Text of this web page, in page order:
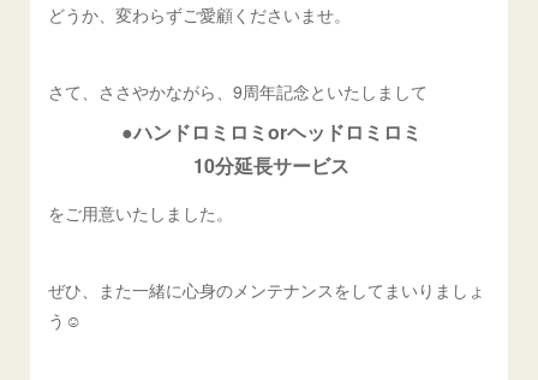
どうか、変わらずご愛顧くださいませ。
さて、ささやかながら、9周年記念といたしまして
●ハンドロミロミorヘッドロミロミ
10分延長サービス
をご用意いたしました。
ぜひ、また一緒に心身のメンテナンスをしてまいりましょ
う☺️